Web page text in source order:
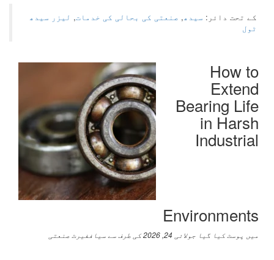
کے تحت دائر:سیدھ, صنعتی کی بحالی کی خدمات,لیزر سیدھ
ٹول
How to
Extend
Bearing Life
in Harsh
Industrial
Environments
میں پوسٹ کیا گیا جولائی 24, 2026 کی طرف سے سیاففیرٹ صنعتی